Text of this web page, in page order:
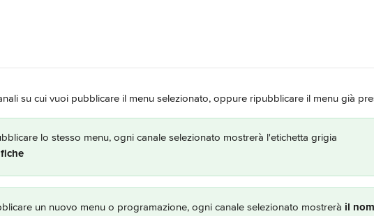
su cui vuoi pubblicare il menu selezionato, oppure ripubblicare il menu già
lo stesso menu, ogni canale selezionato mostrerà l'etichetta grigia
un nuovo menu o programazione, ogni canale selezionato mostrerà il